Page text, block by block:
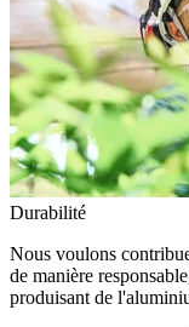
Durabilité
Nous voulons
de manière
produisant de